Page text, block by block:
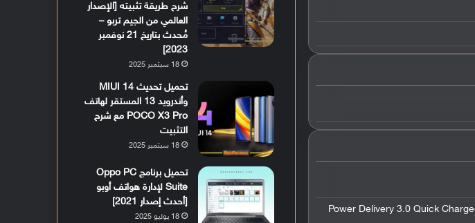
يدعم الشحن السريع بقوة 67 واط ( الشحن بنسبة 100% في ظرف 42 دقيقة)Power Delivery 3.0 Quick Charge
شرح طريقة تثبيته [الإصدار
العالمي من الجيم تربو –
مُحدث بتاريخ 21 نوفمبر
2023]
18 سبتمبر 2025
تحميل تحديث MIUI 14
وأندرويد 13 المستقر لهاتف
POCO X3 Pro مع شرح
التثبيت
18 سبتمبر 2025
تحميل برنامج Oppo PC
Suite لإدارة هواتف أوبو
[أحدث إصدار 2021]
18 يوليو 2025